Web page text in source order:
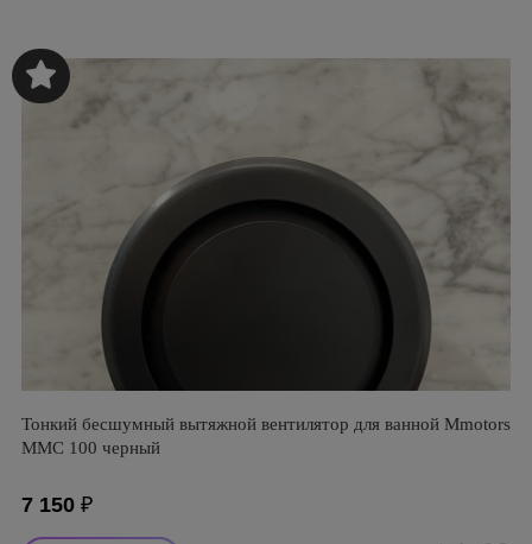
Тонкий бесшумный вытяжной вентилятор для ванной Mmotors
ММC 100 черный
7 150 ₽